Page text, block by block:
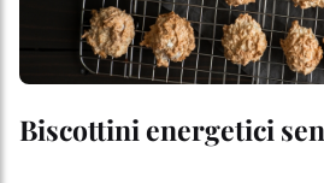
Biscottini energetici